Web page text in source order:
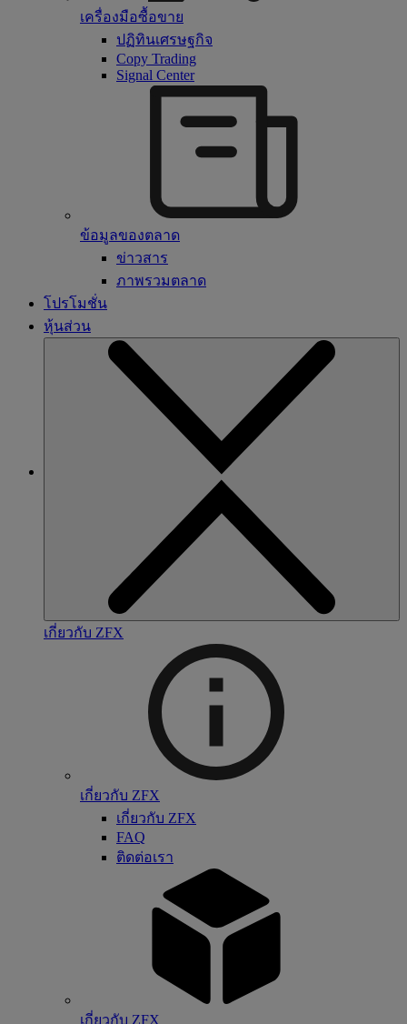
เครื่องมือซื้อขาย
ปฏิทินเศรษฐกิจ
Copy Trading
Signal Center
ข้อมูลของตลาด
ข่าวสาร
ภาพรวมตลาด
โปรโมชั่น
หุ้นส่วน
เกี่ยวกับ ZFX
เกี่ยวกับ ZFX
เกี่ยวกับ ZFX
FAQ
ติดต่อเรา
เกี่ยวกับ ZFX